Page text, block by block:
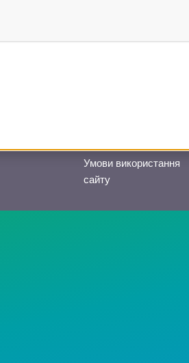
Умови використання
сайту